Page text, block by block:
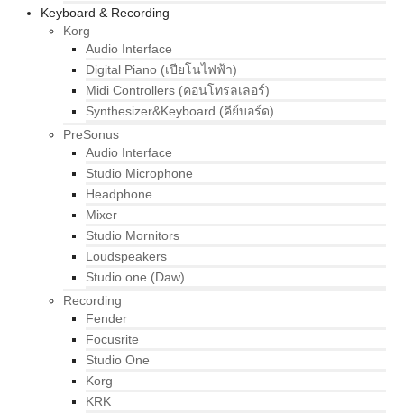
Keyboard & Recording
Korg
Audio Interface
Digital Piano (เปียโนไฟฟ้า)
Midi Controllers (คอนโทรลเลอร์)
Synthesizer&Keyboard (คีย์บอร์ด)
PreSonus
Audio Interface
Studio Microphone
Headphone
Mixer
Studio Mornitors
Loudspeakers
Studio one (Daw)
Recording
Fender
Focusrite
Studio One
Korg
KRK